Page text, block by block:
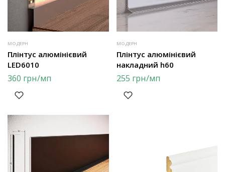
МОДЕРН
Плінтус алюмінієвий
LED6010
360 грн/мп
МОДЕРН
Плінтус алюмінієвий
накладний h60
255 грн/мп